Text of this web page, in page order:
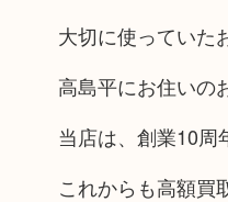
大切に使っていた
高島平にお住いの
当店は、創業10周
これからも高額買